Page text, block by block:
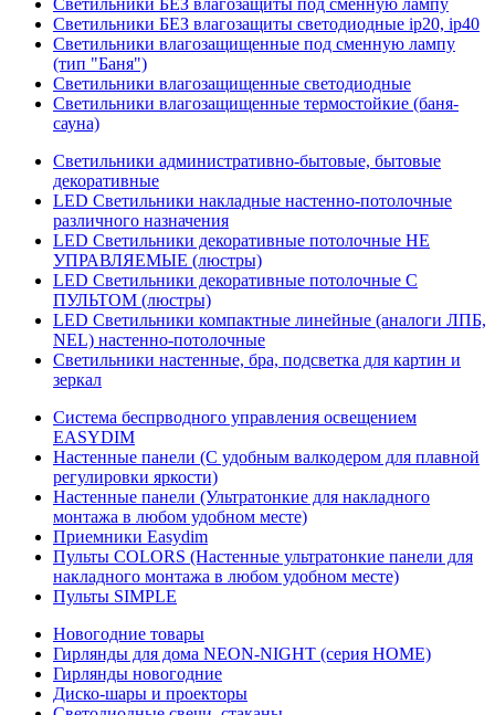
Светильники БЕЗ влагозащиты под сменную лампу
Светильники БЕЗ влагозащиты светодиодные ip20, ip40
Светильники влагозащищенные под сменную лампу
(тип "Баня")
Светильники влагозащищенные светодиодные
Светильники влагозащищенные термостойкие (баня-
сауна)
Светильники административно-бытовые, бытовые
декоративные
LED Cветильники накладные настенно-потолочные
различного назначения
LED Светильники декоративные потолочные НЕ
УПРАВЛЯЕМЫЕ (люстры)
LED Светильники декоративные потолочные С
ПУЛЬТОМ (люстры)
LED Светильники компактные линейные (аналоги ЛПБ,
NEL) настенно-потолочные
Светильники настенные, бра, подсветка для картин и
зеркал
Система беспрводного управления освещением
EASYDIM
Настенные панели (С удобным валкодером для плавной
регулировки яркости)
Настенные панели (Ультратонкие для накладного
монтажа в любом удобном месте)
Приемники Easydim
Пульты COLORS (Настенные ультратонкие панели для
накладного монтажа в любом удобном месте)
Пульты SIMPLE
Новогодние товары
Гирлянды для дома NEON-NIGHT (серия HOME)
Гирлянды новогодние
Диско-шары и проекторы